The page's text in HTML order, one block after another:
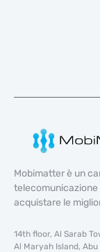
Mobimatter è un
acquistare le
14th floor, Al Sarab
Al Maryah Island,